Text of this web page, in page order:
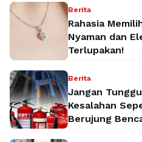
Berita
Rahasia
Nyaman dan
Terlupakan!
Berita
Jangan
Kesalahan
Berujung